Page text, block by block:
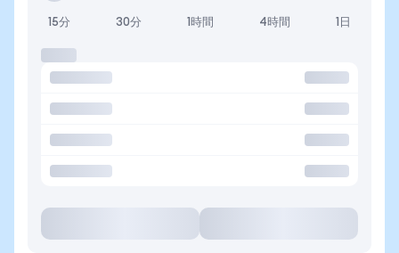
15分 30分 1時間 4時間 1日